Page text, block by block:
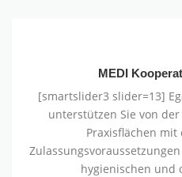
MEDI
[smartslider3 slider=13]
unterstützen Sie von
Praxisﬂächen
hygienischen und